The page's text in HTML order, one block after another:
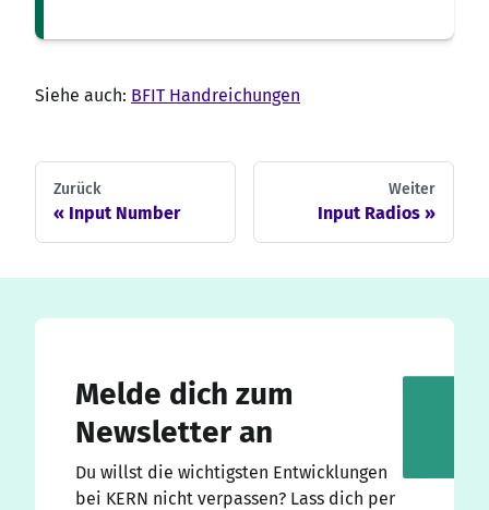
Siehe auch: BFIT Handreichungen
Zurück
Input Number
Weiter
Input Radios
Melde dich zum
Newsletter an
Du willst die wichtigsten Entwicklungen
bei KERN nicht verpassen? Lass dich per